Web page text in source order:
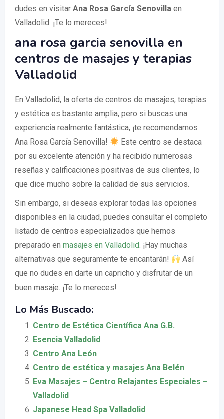
dudes en visitar Ana Rosa García Senovilla en
Valladolid. ¡Te lo mereces!
ana rosa garcia senovilla en
centros de masajes y terapias
Valladolid
En Valladolid, la oferta de centros de masajes, terapias
y estética es bastante amplia, pero si buscas una
experiencia realmente fantástica, ¡te recomendamos
Ana Rosa García Senovilla!
Este centro se destaca
por su excelente atención y ha recibido numerosas
reseñas y calificaciones positivas de sus clientes, lo
que dice mucho sobre la calidad de sus servicios.
Sin embargo, si deseas explorar todas las opciones
disponibles en la ciudad, puedes consultar el completo
listado de centros especializados que hemos
preparado en masajes en Valladolid. ¡Hay muchas
alternativas que seguramente te encantarán!
Así
que no dudes en darte un capricho y disfrutar de un
buen masaje. ¡Te lo mereces!
Lo Más Buscado:
Centro de Estética Científica Ana G.B.
Esencia Valladolid
Centro Ana León
Centro de estética y masajes Ana Belén
Eva Masajes – Centro Relajantes Especiales –
Valladolid
Japanese Head Spa Valladolid